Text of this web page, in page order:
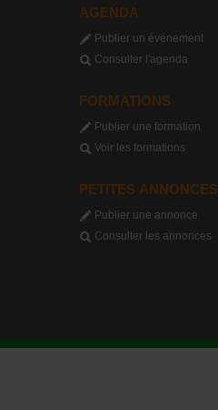
AGENDA
Publier un événement
Consulter l'agenda
FORMATIONS
Publier une formation
Voir les formations
PETITES ANNONCES
Publier une annonce
Consulter les annonces